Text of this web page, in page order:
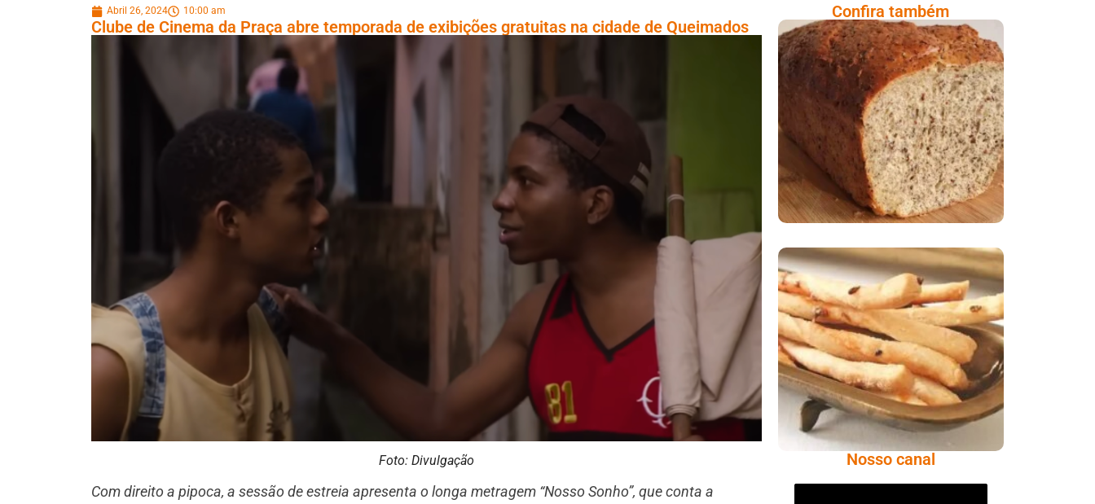
Abril 26, 2024 10:00 am
Clube de Cinema da Praça abre temporada de exibições gratuitas na cidade de Queimados
Foto: Divulgação
Com direito a pipoca, a sessão de estreia apresenta o longa metragem “Nosso Sonho”, que conta a
Confira também
Comer Bem: Pão Low
Carb
Comer Bem:
Palitinhos De Cebola
E Salsa
Nosso canal